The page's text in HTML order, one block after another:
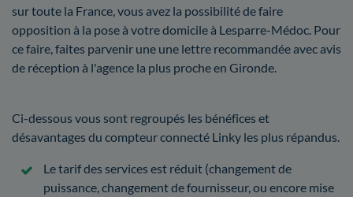
sur toute la France, vous avez la possibilité de faire
opposition à la pose à votre domicile à Lesparre-Médoc. Pour
ce faire, faites parvenir une une lettre recommandée avec avis
de réception à l'agence la plus proche en Gironde.
Ci-dessous vous sont regroupés les bénéfices et
désavantages du compteur connecté Linky les plus répandus.
Le tarif des services est réduit (changement de
puissance, changement de fournisseur, ou encore mise